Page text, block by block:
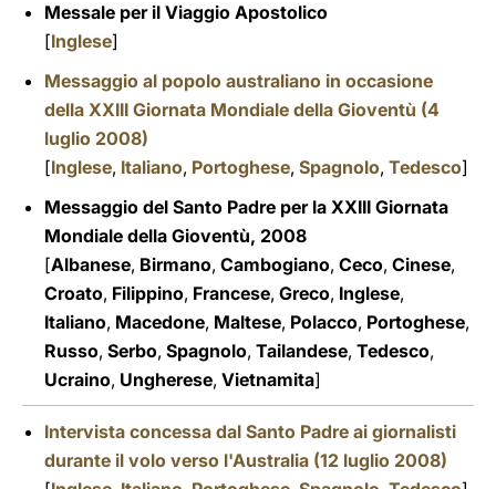
Messale per il Viaggio Apostolico
[Inglese]
Messaggio al popolo australiano in occasione
della XXIII Giornata Mondiale della Gioventù (4
luglio 2008)
[Inglese, Italiano, Portoghese, Spagnolo, Tedesco]
Messaggio del Santo Padre per la XXIII Giornata
Mondiale della Gioventù, 2008
[Albanese, Birmano, Cambogiano, Ceco, Cinese,
Croato, Filippino, Francese, Greco, Inglese,
Italiano, Macedone, Maltese, Polacco, Portoghese,
Russo, Serbo, Spagnolo, Tailandese, Tedesco,
Ucraino, Ungherese, Vietnamita]
Intervista concessa dal Santo Padre ai giornalisti
durante il volo verso l'Australia (12 luglio 2008)